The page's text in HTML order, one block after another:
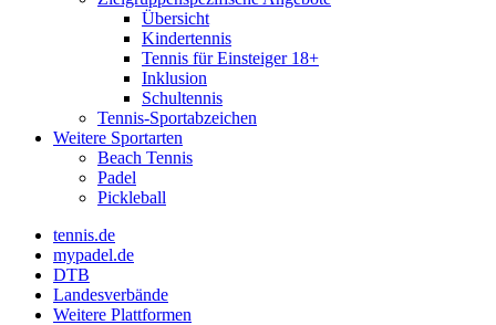
Übersicht
Kindertennis
Tennis für Einsteiger 18+
Inklusion
Schultennis
Tennis-Sportabzeichen
Weitere Sportarten
Beach Tennis
Padel
Pickleball
tennis.de
mypadel.de
DTB
Landesverbände
Weitere Plattformen